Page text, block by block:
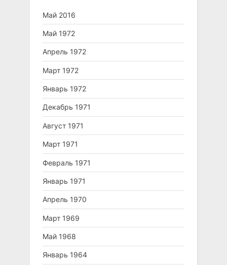
Май 2016
Май 1972
Апрель 1972
Март 1972
Январь 1972
Декабрь 1971
Август 1971
Март 1971
Февраль 1971
Январь 1971
Апрель 1970
Март 1969
Май 1968
Январь 1964